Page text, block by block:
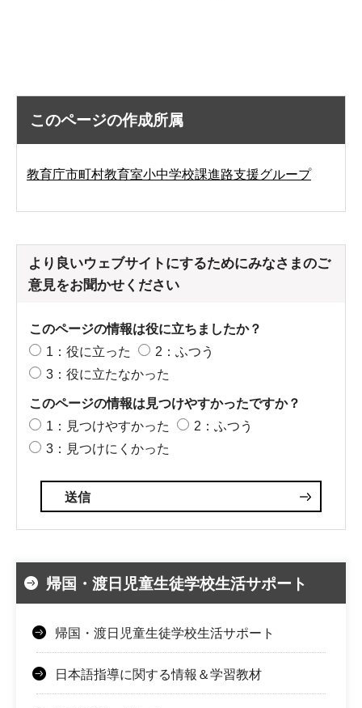
このページの作成所属
教育庁市町村教育室小中学校課進路支援グループ
より良いウェブサイトにするためにみなさまのご
意見をお聞かせください
このページの情報は役に立ちましたか？
1：役に立った
2：ふつう
3：役に立たなかった
このページの情報は見つけやすかったですか？
1：見つけやすかった
2：ふつう
3：見つけにくかった
帰国・渡日児童生徒学校生活サポート
帰国・渡日児童生徒学校生活サポート
日本語指導に関する情報＆学習教材